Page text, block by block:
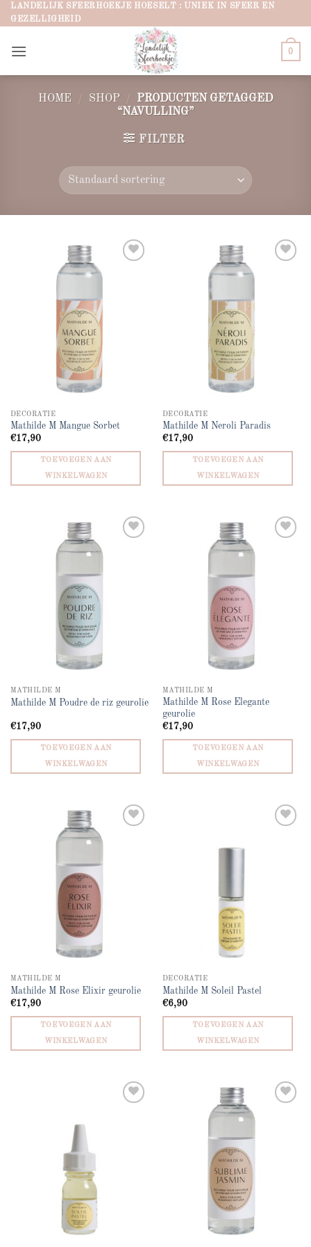
Ga
naar
LANDELIJK SFEERHOEKJE HOESELT : UNIEK IN SFEER EN
GEZELLIGHEID
0
HOME / SHOP /
PRODUCTEN GETAGGED
“NAVULLING”
FILTER
DECORATIE
Mathilde M Mangue Sorbet
€17,90
TOEVOEGEN AAN
WINKELWAGEN
DECORATIE
Mathilde M Neroli Paradis
€17,90
TOEVOEGEN AAN
WINKELWAGEN
MATHILDE M
Mathilde M Poudre de riz geurolie
€17,90
TOEVOEGEN AAN
WINKELWAGEN
MATHILDE M
Mathilde M Rose Elegante
geurolie
€17,90
TOEVOEGEN AAN
WINKELWAGEN
MATHILDE M
Mathilde M Rose Elixir geurolie
€17,90
TOEVOEGEN AAN
WINKELWAGEN
DECORATIE
Mathilde M Soleil Pastel
€6,90
TOEVOEGEN AAN
WINKELWAGEN